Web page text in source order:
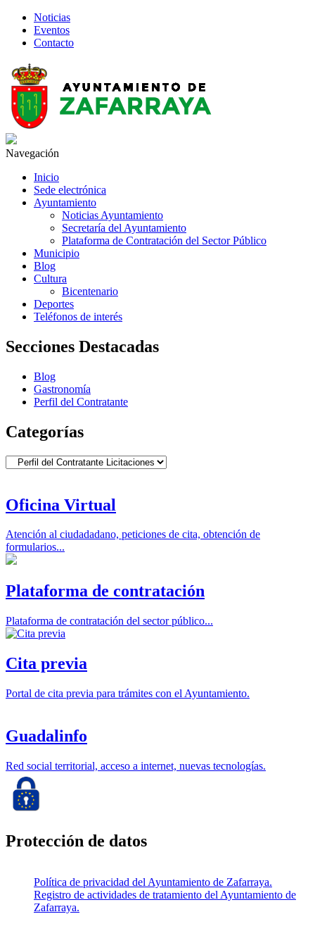
Noticias
Eventos
Contacto
Navegación
Inicio
Sede electrónica
Ayuntamiento
Noticias Ayuntamiento
Secretaría del Ayuntamiento
Plataforma de Contratación del Sector Público
Municipio
Blog
Cultura
Bicentenario
Deportes
Teléfonos de interés
Secciones Destacadas
Blog
Gastronomía
Perfil del Contratante
Categorías
Categorías
Oficina Virtual
Atención al ciudadadano, peticiones de cita, obtención de
formularios...
Plataforma de contratación
Plataforma de contratación del sector público...
Cita previa
Portal de cita previa para trámites con el Ayuntamiento.
Guadalinfo
Red social territorial, acceso a internet, nuevas tecnologías.
Protección de datos
Política de privacidad del Ayuntamiento de Zafarraya.
Registro de actividades de tratamiento del Ayuntamiento de
Zafarraya.